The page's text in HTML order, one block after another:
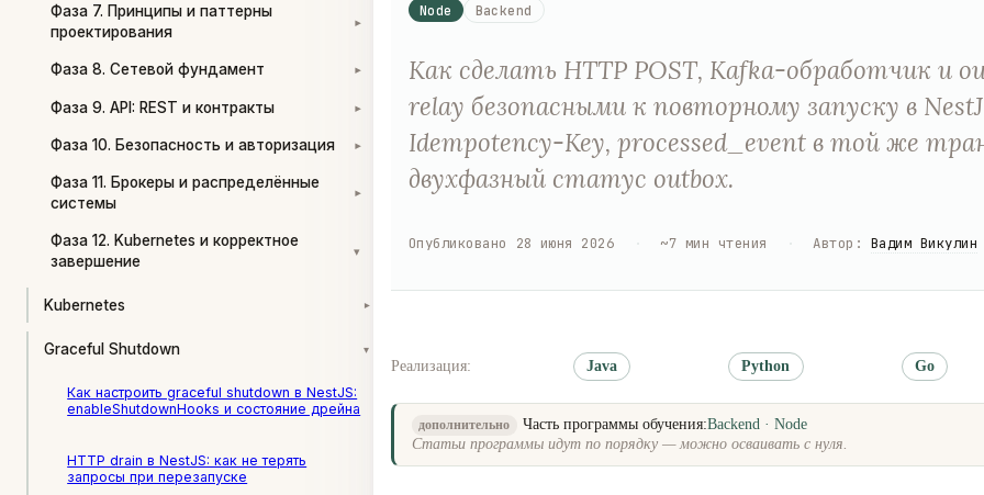
Фаза 7. Принципы и паттерны
проектирования
▾
Фаза 8. Сетевой фундамент ▾
Фаза 9. API: REST и контракты ▾
Фаза 10. Безопасность и авторизация ▾
Фаза 11. Брокеры и распределённые
системы
▾
Фаза 12. Kubernetes и корректное
завершение
▾
Kubernetes ▾
Graceful Shutdown ▾
Как настроить graceful shutdown в NestJS:
enableShutdownHooks и состояние дрейна
HTTP drain в NestJS: как не терять
запросы при перезапуске
Node Backend
Как сделать HTTP POST, Kafka-обработчик и
relay безопасными к повторному запуску в
Idempotency-Key, processed_event в той же
двухфазный статус outbox.
Опубликовано 28 июня 2026 ~7 мин чтения Автор : Вадим Викулин
Реализация: Java Python Go
дополнительно Часть программы обучения:Backend · Node
Статьи программы идут по порядку — можно осваивать с нуля.